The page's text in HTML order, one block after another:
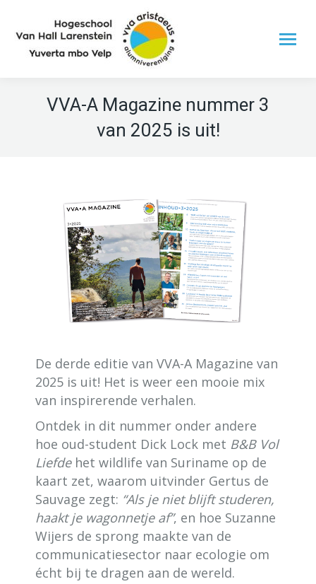
VVA-A Magazine nummer 3
van 2025 is uit!
De derde editie van VVA-A Magazine van
2025 is uit! Het is weer een mooie mix
van inspirerende verhalen.
Ontdek in dit nummer onder andere
hoe oud-student Dick Lock met B&B Vol
Liefdehet wildlife van Suriname op de
kaart zet, waarom uitvinder Gertus de
Sauvage zegt: “Als je niet blijft studeren,
haakt je wagonnetje af”, en hoe Suzanne
Wijers de sprong maakte van de
communicatiesector naar ecologie om
écht bij te dragen aan de wereld.